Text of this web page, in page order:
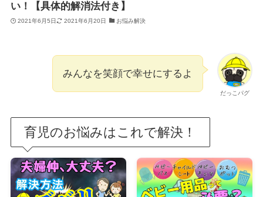
い！【具体的解消法付き】
2021年6月5日 2021年6月20日 お悩み解決
だっこパグ
みんなを笑顔で幸せにするよ
育児のお悩みはこれで解決！